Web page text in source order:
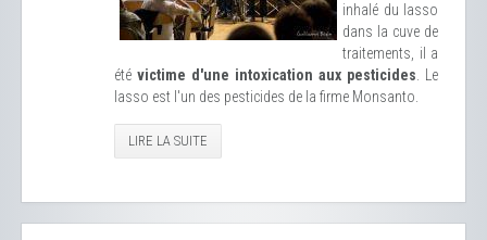
inhalé du lasso
dans la cuve de
traitements, il a
été victime d'une intoxication aux pesticides . Le
lasso est l'un des pesticides de la firme Monsanto.
LIRE LA SUITE